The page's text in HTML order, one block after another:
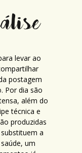
levar ao
postagem
Por dia são
além do
técnica e
produzidas
a
um